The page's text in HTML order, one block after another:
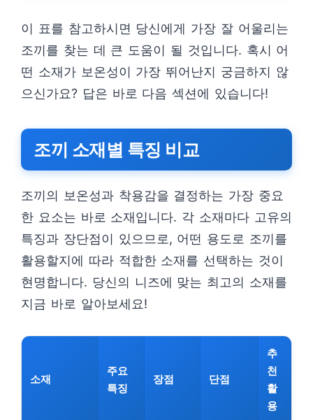
이 표를 참고하시면 당신에게 가장 잘 어울리는
조끼를 찾는 데 큰 도움이 될 것입니다. 혹시 어
떤 소재가 보온성이 가장 뛰어난지 궁금하지 않
으신가요? 답은 바로 다음 섹션에 있습니다!
조끼 소재별 특징 비교
조끼의 보온성과 착용감을 결정하는 가장 중요
한 요소는 바로 소재입니다. 각 소재마다 고유의
특징과 장단점이 있으므로, 어떤 용도로 조끼를
활용할지에 따라 적합한 소재를 선택하는 것이
현명합니다. 당신의 니즈에 맞는 최고의 소재를
지금 바로 알아보세요!
소재
주요
특징
장점 단점
추
천
활
용